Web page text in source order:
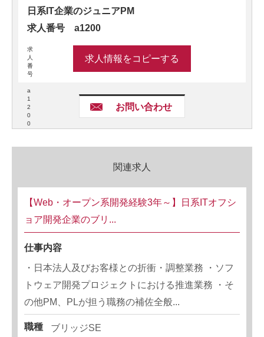
求
人
番
号
a
1
2
0
0
日系IT企業のジュニアPM
求人番号 a1200
求人情報をコピーする
お問い合わせ
関連求人
【Web・オープン系開発経験3年～】日系ITオフシ
ョア開発企業のブリ...
仕事内容
・日本法人及びお客様との折衝・調整業務 ・ソフ
トウェア開発プロジェクトにおける推進業務 ・そ
の他PM、PLが担う職務の補佐全般...
職種 ブリッジSE